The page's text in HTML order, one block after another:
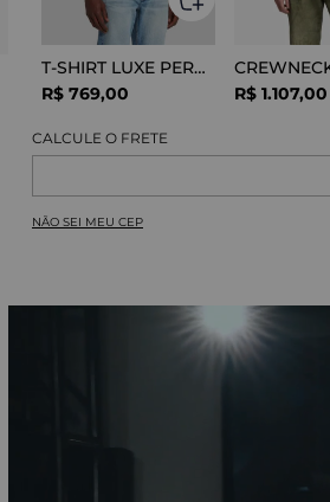
T-SHIRT LUXE PERFOR GREY MELANGE
R$ 769,00
R$ 1.107,00
NÃO SEI MEU CEP